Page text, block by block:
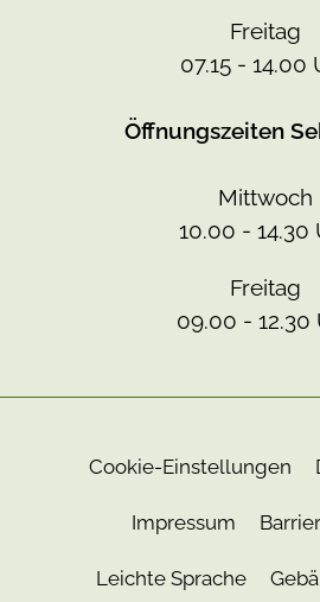
Freitag
07.15 - 14.00
Öffnungszeiten
Mittwoch
10.00 - 14.30
Freitag
09.00 - 12.30
Cookie-Einstellungen
Impressum
Leichte Sprache